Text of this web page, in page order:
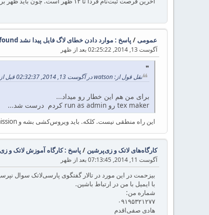
عمومی/ پاسخ : موارد دادن خطای لاگ فایل پیدا نشد log file not found
آگوست 13, 2014, 02:25:22 بعد از ظهر
نقل قول از: watson در آگوست 13, 2014, 02:32:37 قبل از ظهر
برای من هم این خطار رو میداد...
tex maker رو run as admin کردم درست شد...
این راه منطقی نیست. کلکه. باید ویروس‌کشی بشه و permissionها درست بشن که مربوط به سیستم‌عامل هست و اینجا نمی‌تونم توضیح بدم.
کارگاه‌های لاتک و زی‌پرشین / پاسخ : کارگاه آموزش لاتک و
آگوست 11, 2014, 07:13:45 بعد از ظهر
بیزحمت در این مورد در تالار گفتگوی پارسی‌لاتک سوال
با ایمیل با من در ارتباط باشین.
شماره من:
۰۹۱۹۵۳۲۱۲۷۷
هادی صفی‌اقدم